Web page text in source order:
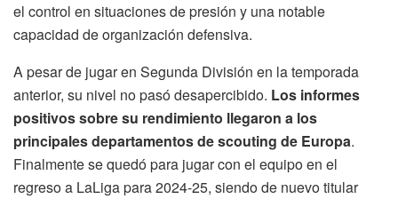
el control en situaciones de presión y una notable
capacidad de organización defensiva.
A pesar de jugar en Segunda División en la temporada
anterior, su nivel no pasó desapercibido. Los informes
positivos sobre su rendimiento llegaron a los
principales departamentos de scouting de Europa.
Finalmente se quedó para jugar con el equipo en el
regreso a LaLiga para 2024-25, siendo de nuevo titular